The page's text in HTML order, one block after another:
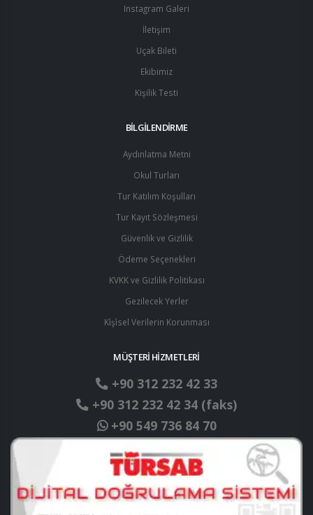
Instagram Galeri
İletişim
Uçak Bileti
Ekibimiz
Kişilik Testi
BİLGİLENDİRME
Aydınlatma Metni
Okul Turları
Tur Katılım Koşulları
Tur Kayıt Sözleşmesi
Güvenlik ve Gizlilik
Ödeme Seçenekleri
KVKK ve Gizlilik Politikası
Gezilecek Yerler
Ki̇şi̇sel Verilerin Korunması
MÜŞTERİ HİZMETLERİ
+90 312 232 42 33
+90 312 232 42 34 (faks)
+90 549 736 84 70